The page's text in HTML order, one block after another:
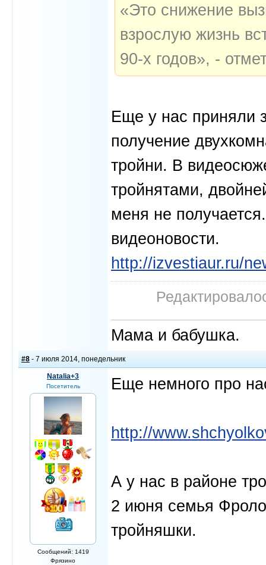
«Это снижение
взрослую жизнь
90-х годов», -
Еще у нас приняли
получение
тройни. В
тройнятами,
меня не
видеоновости.
http://izvestiaur.ru/
Мама и бабушка.
#8 - 7 июля 2014, понедельник
Natalia+3
Посетитель
Сообщений: 1419
Фрязино
Еще немного про
http://
А у нас в районе
2 июня семья
тройняшки.